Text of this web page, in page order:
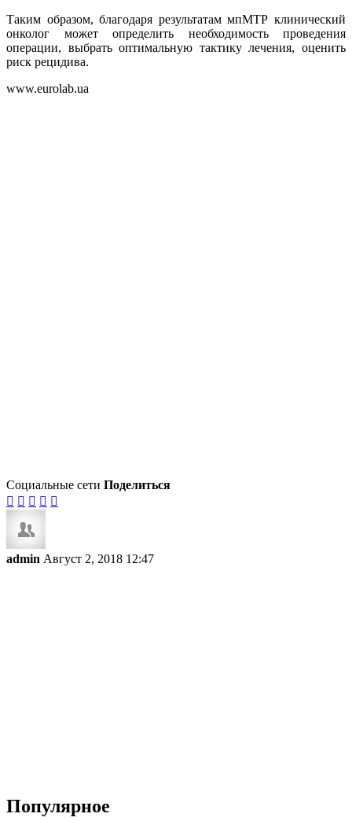
Таким образом, благодаря результатам мпМТР клинический
онколог может определить необходимость проведения
операции, выбрать оптимальную тактику лечения, оценить
риск рецидива.
www.eurolab.ua
Социальные сети Поделиться
    
admin Август 2, 2018 12:47
Популярное